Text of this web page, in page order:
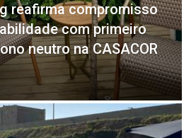
reafirma compromisso
com primeiro
neutro na CASACOR